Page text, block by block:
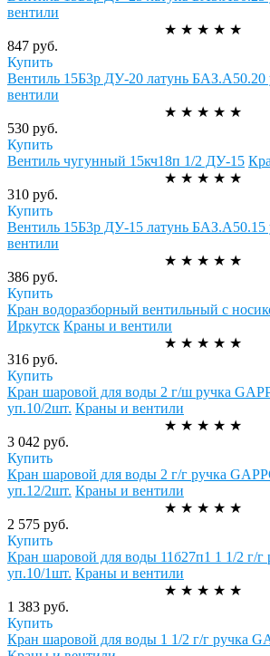
вентили
★ ★ ★ ★ ★
847 руб.
Купить
Вентиль 15Б3р ДУ-20 латунь БАЗ.А50.20
вентили
★ ★ ★ ★ ★
530 руб.
Купить
Вентиль чугунный 15кч18п 1/2 ДУ-15
★ ★ ★ ★ ★
310 руб.
Купить
Вентиль 15Б3р ДУ-15 латунь БАЗ.А50.15
вентили
★ ★ ★ ★ ★
386 руб.
Купить
Кран водоразборный вентильный с
Иркутск Краны и вентили
★ ★ ★ ★ ★
316 руб.
Купить
Кран шаровой для воды 2 г/ш ручка
уп.10/2шт. Краны и вентили
★ ★ ★ ★ ★
3 042 руб.
Купить
Кран шаровой для воды 2 г/г ручка
уп.12/2шт. Краны и вентили
★ ★ ★ ★ ★
2 575 руб.
Купить
Кран шаровой для воды 11б27п1 1 1/2 г/
уп.10/1шт. Краны и вентили
★ ★ ★ ★ ★
1 383 руб.
Купить
Кран шаровой для воды 1 1/2 г/г ручка